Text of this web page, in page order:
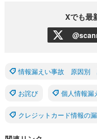
Xでも最
情報漏えい事故 原因別
お詫び 個人情報漏
クレジットカード情報の